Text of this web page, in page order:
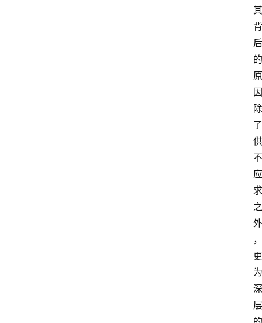
其
背
后
的
原
因
除
了
供
不
应
求
之
外
，
更
为
深
层